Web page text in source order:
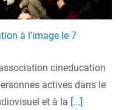
à l’image le 7
cineducation
actives dans le
et à la [...]